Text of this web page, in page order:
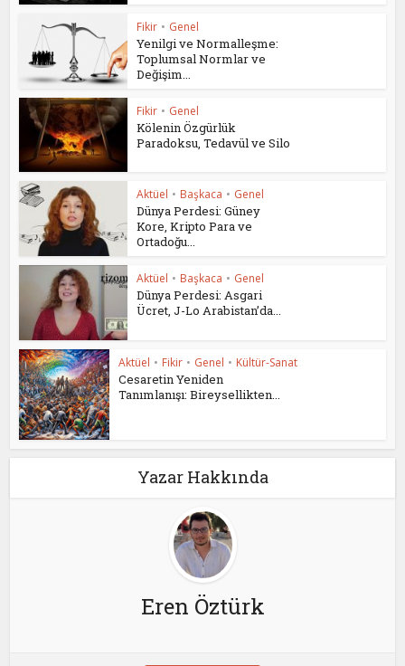
Fikir • Genel
Yenilgi ve Normalleşme:
Toplumsal Normlar ve
Değişim...
Fikir • Genel
Kölenin Özgürlük
Paradoksu, Tedavül ve Silo
Aktüel • Başkaca • Genel
Dünya Perdesi: Güney
Kore, Kripto Para ve
Ortadoğu...
Aktüel • Başkaca • Genel
Dünya Perdesi: Asgari
Ücret, J-Lo Arabistan’da...
Aktüel • Fikir • Genel • Kültür-Sanat
Cesaretin Yeniden
Tanımlanışı: Bireysellikten...
Yazar Hakkında
Eren Öztürk